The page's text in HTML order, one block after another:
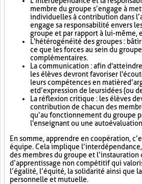
membre du groupe s’engage à
individuelles à contribution dans
engage sa responsabilité envers
groupe et par rapport à lui-même,
L'hétérogénéité des groupes :
ce que les forces au sein du
complémentaires.
La communication : afin
les élèves devront favoriser
leurs compétences en matière
et d’expression de leurs idées (ou
La réflexion critique : les élèves
contribution de chacun des
qu’au fonctionnement du groupe
l'enseignant ou une
En somme, apprendre en coopération,
équipe. Cela implique
des membres du groupe et l’instauration
d’apprentissage non compétitif qui
l’égalité, l’équité, la solidarité ainsi que
personnelle et mutuelle.